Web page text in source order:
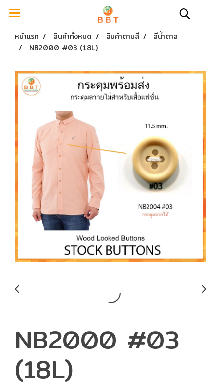
หน้าแรก สินค้าทั้งหมด สินค้าตามสี
สีน้ำตาล
NB2000 #03 (18L)
NB2000 #03
(18L)